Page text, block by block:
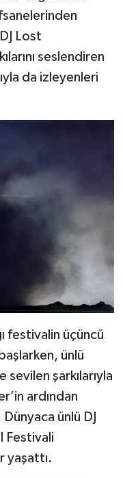
Lost
seslendiren
da izleyenleri
festivalin üçüncü
ünlü
şarkılarıyla
ardından
ünlü DJ
Festivali
yaşattı.